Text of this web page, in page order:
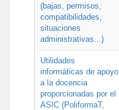
(bajas, permisos,
compatibilidades,
situaciones
administrativas...)
Utilidades
informáticas de apoyo
a la docencia
proporcionadas por el
ASIC (PoliformaT,